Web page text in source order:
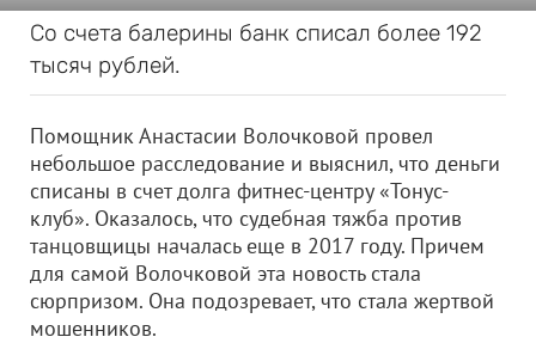
Со счета балерины банк списал более 192
тысяч рублей.
Помощник Анастасии Волочковой провел
небольшое расследование и выяснил, что деньги
списаны в счет долга фитнес-центру «Тонус-
клуб». Оказалось, что судебная тяжба против
танцовщицы началась еще в 2017 году. Причем
для самой Волочковой эта новость стала
сюрпризом. Она подозревает, что стала жертвой
мошенников.